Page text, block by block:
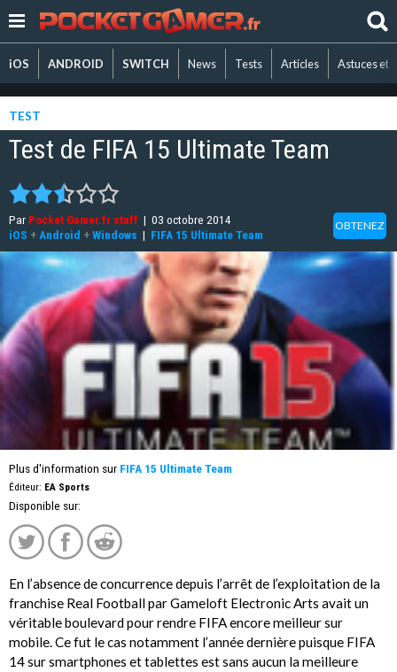
iOS ANDROID SWITCH News Tests Articles Astuces et
TEST
Test de FIFA 15 Ultimate Team
Par Pocket Gamer.fr staff | 03 octobre 2014
iOS + Android +Windows | FIFA 15 Ultimate Team
OBTENEZ
Plus d'information sur FIFA 15 Ultimate Team
Éditeur: EA Sports
Disponible sur:
En l’absence de concurrence depuis l’arrêt de l’exploitation de la
franchise Real Football par Gameloft Electronic Arts avait un
véritable boulevard pour rendre FIFA encore meilleur sur
mobile. Ce fut le cas notamment l’année dernière puisque FIFA
14 sur smartphones et tablettes est sans aucun la meilleure